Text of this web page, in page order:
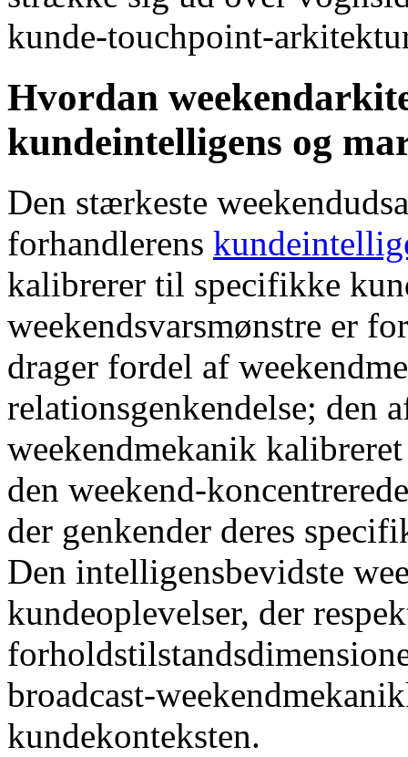
kunde-touchpoint-
Hvordan
kundeintelligens og
Den stærkeste
forhandlerens
kalibrerer til specifikke
weekendsvarsmønstre er
drager fordel af
relationsgenkendelse; den
weekendmekanik
den weekend-
der genkender deres
Den intelligensbevidste
kundeoplevelser, der
broadcast-
kundekonteksten.